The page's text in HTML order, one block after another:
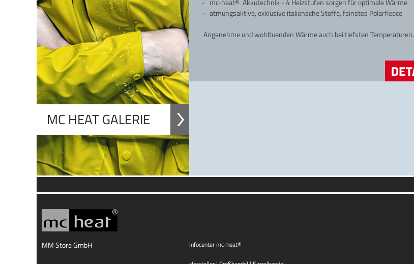
- mc-heat® Akkutechnik - 4 Heizstufen sorgen für optimale Wärme
- atmungsaktive, exklusive italiensche Stoffe, feinstes Polarfleece
Angenehme und wohltuenden Wärme auch bei tiefsten Temperaturen.
MC HEAT GALERIE
MM Store GmbH
infocenter mc-heat®